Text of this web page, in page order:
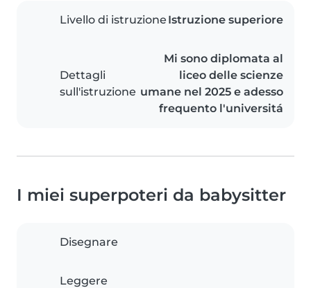
Livello di istruzione Istruzione superiore
Dettagli
sull'istruzione
Mi sono diplomata al
liceo delle scienze
umane nel 2025 e adesso
frequento l'universitá
I miei superpoteri da babysitter
Disegnare
Leggere